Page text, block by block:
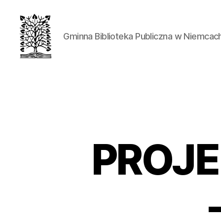
Gminna Biblioteka Publiczna w